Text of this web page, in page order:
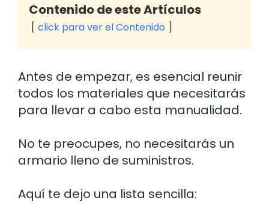
Contenido de este Artículos
click para ver el Contenido
Antes de empezar, es esencial reunir
todos los materiales que necesitarás
para llevar a cabo esta manualidad.
No te preocupes, no necesitarás un
armario lleno de suministros.
Aquí te dejo una lista sencilla: